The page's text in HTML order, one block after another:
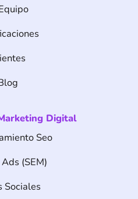
r
m
Digital
Seo
(SEM)
Sociales